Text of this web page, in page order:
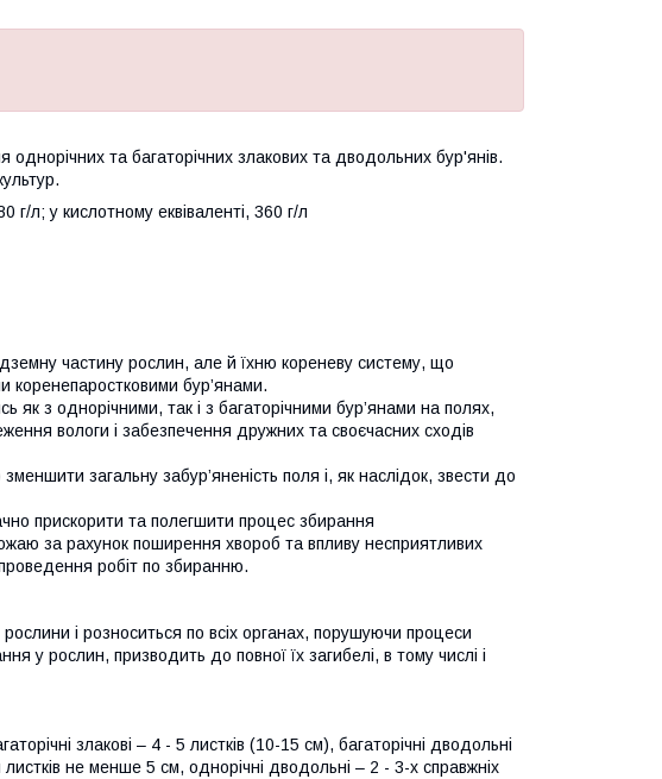
та багаторічних злакових та дводольних бур'янів.
г/л; у кислотному еквіваленті, 360 г/л
частину рослин, але й їхню кореневу систему, що
коренепаростковими бур’янами.
з однорічними, так і з багаторічними бур’янами на полях,
вологи і забезпечення дружних та своєчасних сходів
загальну забур’яненість поля і, як наслідок, звести до
прискорити та полегшити процес збирання
за рахунок поширення хвороб та впливу несприятливих
робіт по збиранню.
і розноситься по всіх органах, порушуючи процеси
у рослин, призво­дить до повної їх загибелі, в тому числі і
злакові – 4 - 5 листків (10-15 см), багаторічні дводольні
не менше 5 см, однорічні дводольні – 2 - 3-х справжніх